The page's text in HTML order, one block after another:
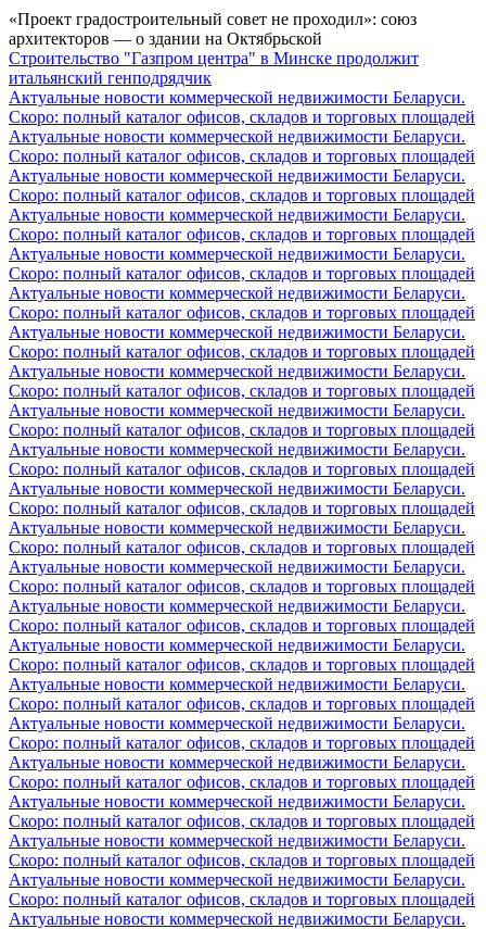
«Проект градостроительный совет не проходил»: союз
архитекторов — о здании на Октябрьской
Строительство "Газпром центра" в Минске продолжит
итальянский генподрядчик
Актуальные новости коммерческой недвижимости Беларуси.
Скоро: полный каталог офисов, складов и торговых площадей
Актуальные новости коммерческой недвижимости Беларуси.
Скоро: полный каталог офисов, складов и торговых площадей
Актуальные новости коммерческой недвижимости Беларуси.
Скоро: полный каталог офисов, складов и торговых площадей
Актуальные новости коммерческой недвижимости Беларуси.
Скоро: полный каталог офисов, складов и торговых площадей
Актуальные новости коммерческой недвижимости Беларуси.
Скоро: полный каталог офисов, складов и торговых площадей
Актуальные новости коммерческой недвижимости Беларуси.
Скоро: полный каталог офисов, складов и торговых площадей
Актуальные новости коммерческой недвижимости Беларуси.
Скоро: полный каталог офисов, складов и торговых площадей
Актуальные новости коммерческой недвижимости Беларуси.
Скоро: полный каталог офисов, складов и торговых площадей
Актуальные новости коммерческой недвижимости Беларуси.
Скоро: полный каталог офисов, складов и торговых площадей
Актуальные новости коммерческой недвижимости Беларуси.
Скоро: полный каталог офисов, складов и торговых площадей
Актуальные новости коммерческой недвижимости Беларуси.
Скоро: полный каталог офисов, складов и торговых площадей
Актуальные новости коммерческой недвижимости Беларуси.
Скоро: полный каталог офисов, складов и торговых площадей
Актуальные новости коммерческой недвижимости Беларуси.
Скоро: полный каталог офисов, складов и торговых площадей
Актуальные новости коммерческой недвижимости Беларуси.
Скоро: полный каталог офисов, складов и торговых площадей
Актуальные новости коммерческой недвижимости Беларуси.
Скоро: полный каталог офисов, складов и торговых площадей
Актуальные новости коммерческой недвижимости Беларуси.
Скоро: полный каталог офисов, складов и торговых площадей
Актуальные новости коммерческой недвижимости Беларуси.
Скоро: полный каталог офисов, складов и торговых площадей
Актуальные новости коммерческой недвижимости Беларуси.
Скоро: полный каталог офисов, складов и торговых площадей
Актуальные новости коммерческой недвижимости Беларуси.
Скоро: полный каталог офисов, складов и торговых площадей
Актуальные новости коммерческой недвижимости Беларуси.
Скоро: полный каталог офисов, складов и торговых площадей
Актуальные новости коммерческой недвижимости Беларуси.
Скоро: полный каталог офисов, складов и торговых площадей
Актуальные новости коммерческой недвижимости Беларуси.